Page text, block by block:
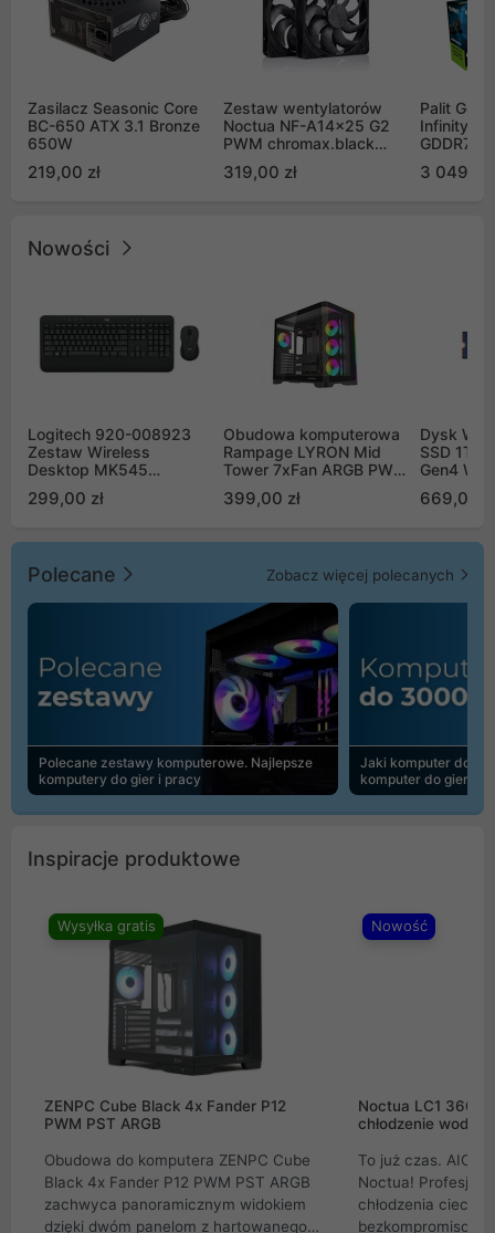
Zasilacz Seasonic Core
BC-650 ATX 3.1 Bronze
650W
219,00 zł
Zestaw wentylatorów
Noctua NF-A14x25 G2
PWM chromax.black
Push Pull (2szt)
319,00 zł
Palit
Infinity 3
GDDR7
GB2050S)
3 049,00
Nowości
Logitech 920-008923
Zestaw Wireless
Desktop MK545
299,00 zł
Obudowa komputerowa
Rampage LYRON Mid
Tower 7xFan ARGB PWM
399,00 zł
Dysk WD
SSD 1TB
Gen4
669,00
Polecane Zobacz więcej polecanych
Polecane zestawy komputerowe. Najlepsze
komputery do gier i pracy
Jaki komputer do
komputer do gier |
Inspiracje produktowe
Wysyłka gratis
ZENPC Cube Black 4x Fander P12
PWM PST ARGB
Obudowa do komputera ZENPC Cube
Black 4x Fander P12 PWM PST ARGB
zachwyca panoramicznym widokiem
dzięki dwóm panelom z hartowanego
Nowość
Noctua LC1
chłodzenie wodne
To już czas. AIO
Noctua!
chłodzenia cieczą